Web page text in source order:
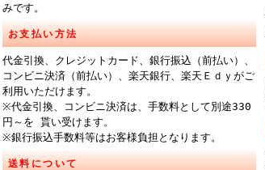
みです。
お支払い方法
代金引換、クレジットカード、銀行振込（前払い）、
コンビニ決済（前払い）、楽天銀行、楽天Ｅｄｙがご
利用いただけます。
※代金引換、コンビニ決済は、手数料として別途330
円～を 貰い受けます。
※銀行振込手数料等はお客様負担となります。
送料について